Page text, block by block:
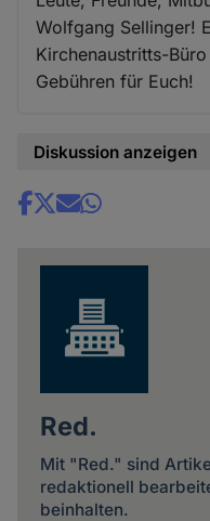
Wolfgang Sellinger!
Kirchenaustritts-
Gebühren für Euch!
Diskussion anzeigen
Share
Red.
Mit "Red." sind
redaktionell
beinhalten.